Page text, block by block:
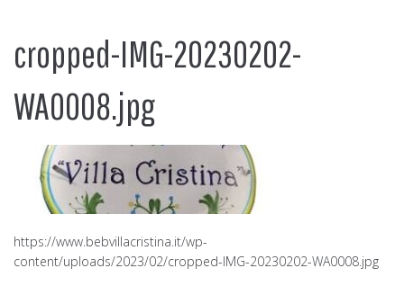
cropped-IMG-20230202-
WA0008.jpg
https://www.bebvillacristina.it/wp-
content/uploads/2023/02/cropped-IMG-20230202-WA0008.jpg